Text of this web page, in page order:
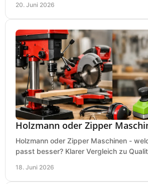
20. Juni 2026
Holzmann oder Zipper
Holzmann oder Zipper Maschinen -
passt besser? Klarer Vergleich zu
18. Juni 2026